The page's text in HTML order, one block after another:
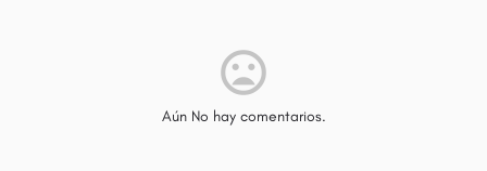
Aún No hay comentarios.